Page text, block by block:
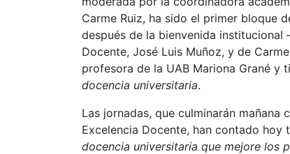
Carme Ruiz, ha sido el primer bloque
después de la bienvenida
Docente, José Luis Muñoz, y de
profesora de la UAB Mariona Grané y
docencia universitaria.
Las jornadas, que culminarán mañana
Excelencia Docente, han contado hoy
docencia universitaria que mejore los